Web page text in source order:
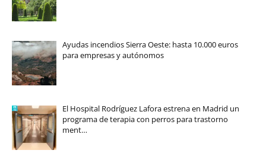
Ayudas incendios Sierra Oeste: hasta 10.000 euros
para empresas y autónomos
El Hospital Rodríguez Lafora estrena en Madrid un
programa de terapia con perros para trastorno
ment…